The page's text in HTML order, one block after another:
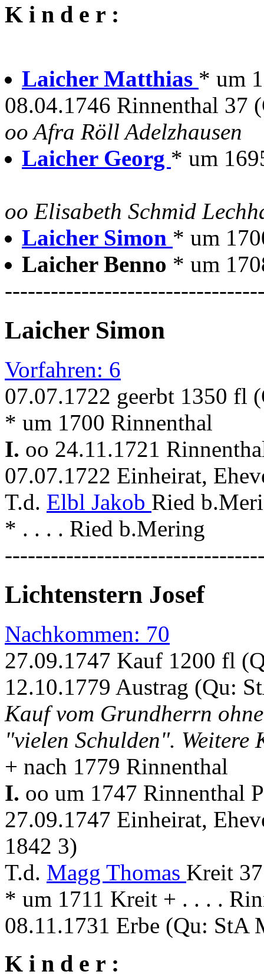
K i n d e r :
Laicher Matthias * um
08.04.1746 Rinnenthal 37
oo Afra Röll Adelzhausen
Laicher Georg * um
oo Elisabeth Schmid
Laicher Simon * um
Laicher Benno * um
Laicher Simon
Vorfahren: 6
07.07.1722 geerbt 1350 fl
* um 1700 Rinnenthal
I. oo 24.11.1721
07.07.1722 Einheirat,
T.d. Elbl Jakob Ried
* . . . . Ried b.Mering
Lichtenstern Josef
Nachkommen: 70
27.09.1747 Kauf 1200 fl
12.10.1779 Austrag (Qu:
Kauf vom Grundherrn
"vielen Schulden".
+ nach 1779 Rinnenthal
I. oo um 1747 Rinnenthal
27.09.1747 Einheirat,
1842 3)
T.d. Magg Thomas Kreit
* um 1711 Kreit + . . . .
08.11.1731 Erbe (Qu: StA
K i n d e r :